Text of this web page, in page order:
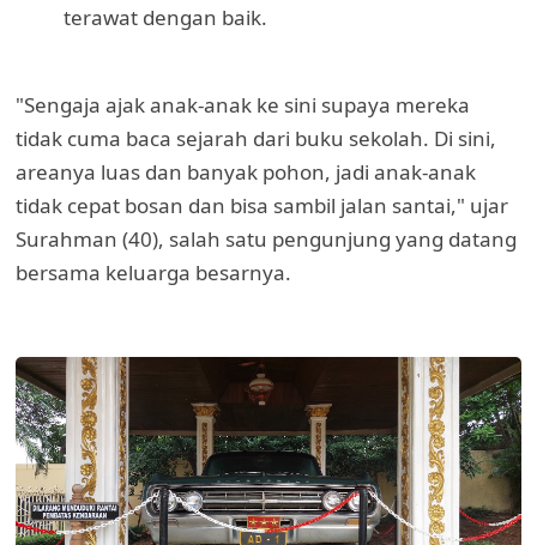
terawat dengan baik.
"Sengaja ajak anak-anak ke sini supaya mereka
tidak cuma baca sejarah dari buku sekolah. Di sini,
areanya luas dan banyak pohon, jadi anak-anak
tidak cepat bosan dan bisa sambil jalan santai," ujar
Surahman (40), salah satu pengunjung yang datang
bersama keluarga besarnya.